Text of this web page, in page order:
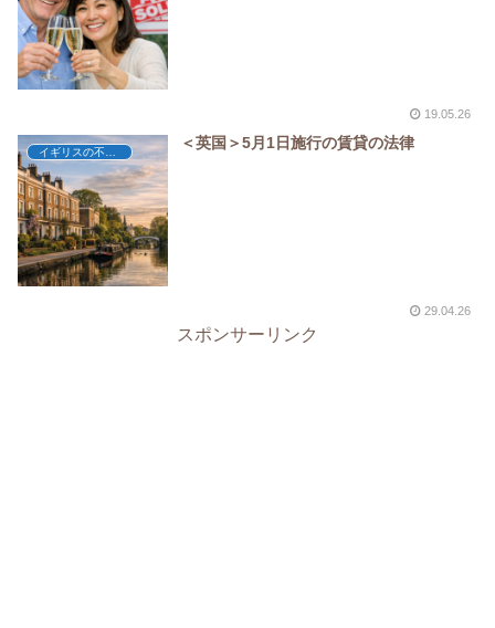
19.05.26
イギリスの不動産
＜英国＞5月1日施行の賃貸の法律
29.04.26
スポンサーリンク